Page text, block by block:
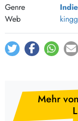
Genre
Web
Mehr